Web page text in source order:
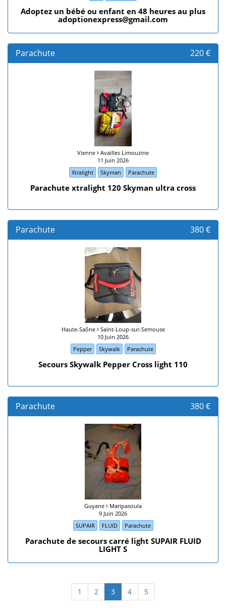
Adoptez un bébé ou enfant en 48 heures au plus
adoptionexpress@gmail.com
Parachute 220 €
Vienne
Availles Limouzine
11 Juin 2026
Xtralight
Skyman Parachute
Parachute xtralight 120 Skyman ultra cross
Parachute 380 €
Haute-Saône Saint-Loup-sur-Semouse
10 Juin 2026
Pepper
Skywalk Parachute
Secours Skywalk Pepper Cross light 110
Parachute 380 €
Guyane
Maripasoula
9 Juin 2026
SUPAIR
FLUID Parachute
Parachute de secours carré light SUPAIR FLUID
LIGHT S
1 2 3 4 5